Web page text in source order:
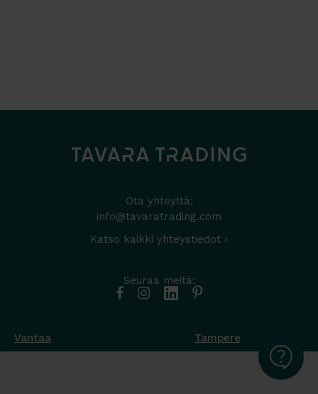
Ota yhteyttä:
info@tavaratrading.com
Katso kaikki yhteystiedot ›
Seuraa meitä:
Vantaa Tampere
Nuutisarankatu 35
33900 Tampere